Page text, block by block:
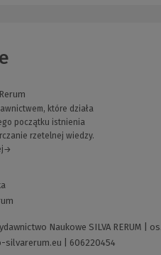
które działa
początku istnienia
rzetelnej wiedzy.
Naukowe SILVA RERUM |
silvarerum.eu
606220454